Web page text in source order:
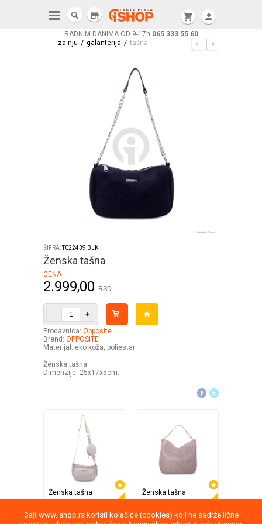
Sajt www.ishop.rs koristi kolačiće (cookies) koji ne sadrže lične
RADNIM DANIMA OD 9-17h 065 333 55 60
shopping_cart person
store
za nju / galanterija / tašna
ŠIFRA:T022439 BLK
Ženska tašna
CENA
2.999,00 RSD
-
+
Prodavnica: Opposite
Brend: OPPOSITE
Materijal: eko koža, poliestar
Ženska tašna.
Dimenzije: 25x17x5cm.
Ženska tašna
1.999,00 3.499,0043%
Ženska tašna
2.799,00 3.999,0030% CENA